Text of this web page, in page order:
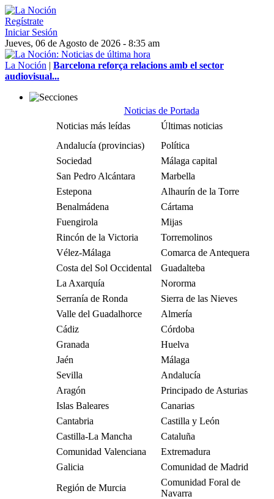
Regístrate
Iniciar Sesión
Jueves, 06 de Agosto de 2026 - 8:35 am
La Noción | Barcelona reforça relacions amb el sector
audiovisual...
Noticias de Portada
Noticias más leídas
Últimas noticias
Andalucía (provincias)
Política
Sociedad
Málaga capital
San Pedro Alcántara
Marbella
Estepona
Alhaurín de la Torre
Benalmádena
Cártama
Fuengirola
Mijas
Rincón de la Victoria
Torremolinos
Vélez-Málaga
Comarca de Antequera
Costa del Sol Occidental
Guadalteba
La Axarquía
Nororma
Serranía de Ronda
Sierra de las Nieves
Valle del Guadalhorce
Almería
Cádiz
Córdoba
Granada
Huelva
Jaén
Málaga
Sevilla
Andalucía
Aragón
Principado de Asturias
Islas Baleares
Canarias
Cantabria
Castilla y León
Castilla-La Mancha
Cataluña
Comunidad Valenciana
Extremadura
Galicia
Comunidad de Madrid
Región de Murcia
Comunidad Foral de
Navarra